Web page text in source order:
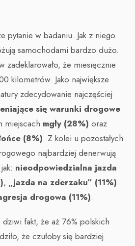
pytanie w badaniu. Jak z niego
samochodami bardzo dużo.
zadeklarowało, że miesięcznie
kilometrów. Jako największe
zdecydowanie najczęściej
się warunki drogowe
miejscach mgły (28%) oraz
(8%). Z kolei u pozostałych
najbardziej denerwują
nieodpowiedzialna jazda
, „jazda na zderzaku” (11%)
drogowa (11%).
fakt, że aż 76% polskich
że czułoby się bardziej